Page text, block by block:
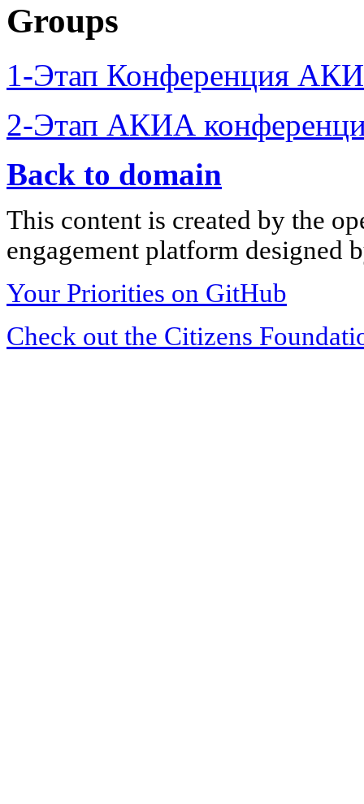
Groups
1-Этап Конференция
2-Этап АКИА
Back to domain
This content is created by the
engagement platform designed
Your Priorities on GitHub
Check out the Citizens